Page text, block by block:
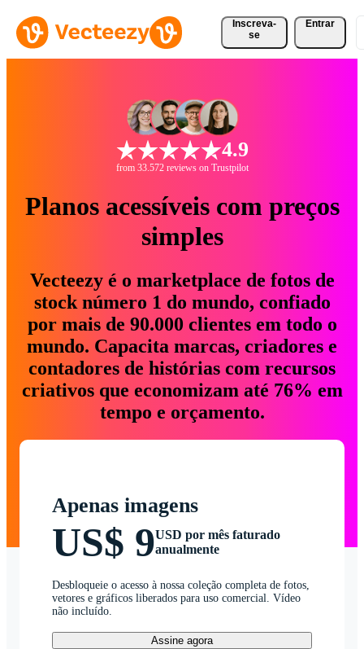
Inscreva-
se
Entrar
4.9
from 33.572 reviews on Trustpilot
Planos acessíveis com preços
simples
Vecteezy é o marketplace de fotos de
stock número 1 do mundo, confiado
por mais de 90.000 clientes em todo o
mundo. Capacita marcas, criadores e
contadores de histórias com recursos
criativos que economizam até 76% em
tempo e orçamento.
Apenas imagens
US$ 9USD por mês faturado
anualmente
Desbloqueie o acesso à nossa coleção completa de fotos,
vetores e gráficos liberados para uso comercial. Vídeo
não incluído.
Assine agora